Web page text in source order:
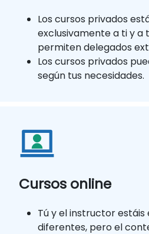
Los cursos privados
exclusivamente a ti y a
permiten delegados
Los cursos privados
según tus necesidades.
Cursos online
Tú y el instructor estáis
diferentes, pero el